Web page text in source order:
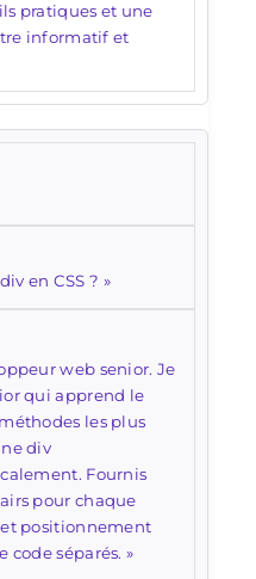
pratiques et une
informatif et
en CSS ? »
web senior. Je
qui apprend le
les plus
div
Fournis
pour chaque
positionnement
code séparés. »